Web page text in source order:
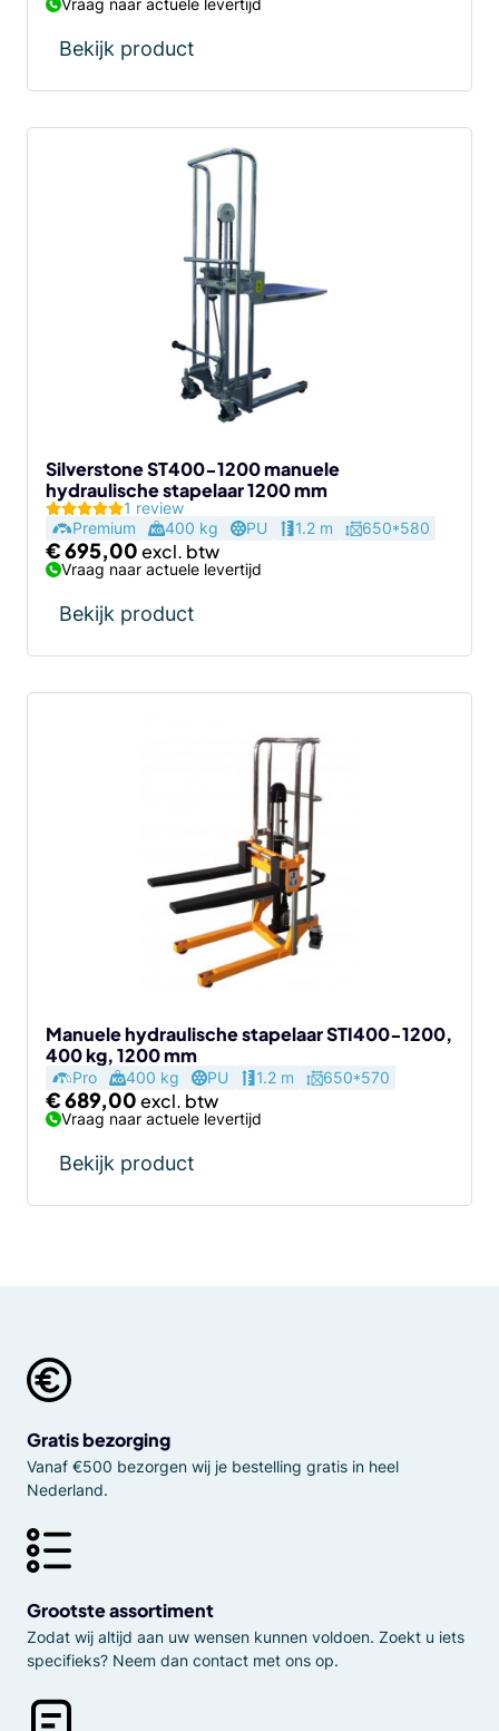
Vraag naar actuele levertijd
Bekijk product
Silverstone ST400-1200 manuele
hydraulische stapelaar 1200 mm
1 review
Premium
400 kg PU 1.2 m 650*580
€695,00
Vraag naar actuele levertijd
Bekijk product
Manuele hydraulische stapelaar STI400-1200,
400 kg, 1200 mm
Pro 400 kg PU 1.2 m 650*570
€689,00
Vraag naar actuele levertijd
Bekijk product
Gratis bezorging
Vanaf €500 bezorgen wij je bestelling gratis in heel
Nederland.
Grootste assortiment
Zodat wij altijd aan uw wensen kunnen voldoen. Zoekt u iets
specifieks? Neem dan contact met ons op.